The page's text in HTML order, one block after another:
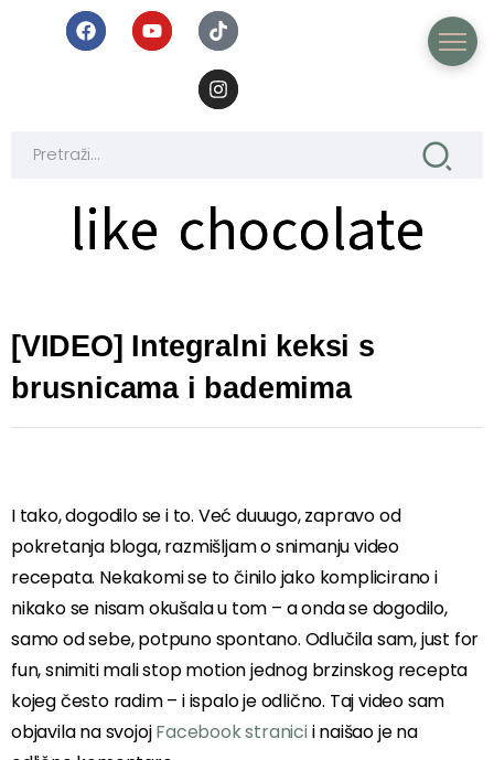
like chocolate
like chocolate
[VIDEO] Integralni keksi s
brusnicama i bademima
I tako, dogodilo se i to. Već duuugo, zapravo od
pokretanja bloga, razmišljam o snimanju video
recepata. Nekakomi se to činilo jako komplicirano i
nikako se nisam okušala u tom – a onda se dogodilo,
samo od sebe, potpuno spontano. Odlučila sam, just for
fun, snimiti mali stop motion jednog brzinskog recepta
kojeg često radim – i ispalo je odlično. Taj video sam
objavila na svojojFacebook stranicii naišao je na